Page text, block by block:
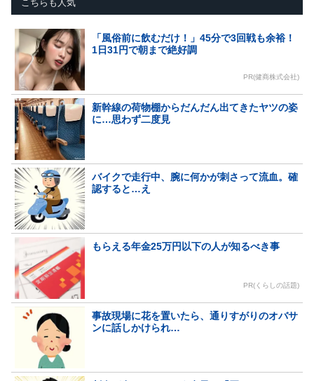
こちらも人気
「風俗前に飲むだけ！」45分で3回戦も余裕！
1日31円で朝まで絶好調
PR(健商株式会社)
新幹線の荷物棚からだんだん出てきたヤツの姿
に…思わず二度見
バイクで走行中、腕に何かが刺さって流血。確
認すると…え
もらえる年金25万円以下の人が知るべき事
PR(くらしの話題)
事故現場に花を置いたら、通りすがりのオバサ
ンに話しかけられ…